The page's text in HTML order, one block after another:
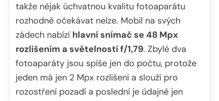
takže nějak úchvatnou kvalitu fotoaparátu
rozhodně očekávat nelze. Mobil na svých
zádech nabízí hlavní snímač se 48 Mpx
rozlišením a světelností f/1,79. Zbylé dva
fotoaparáty jsou spíše jen do počtu, protože
jeden má jen 2 Mpx rozlišení a slouží pro
rozostření pozadí a poslední je údajně jen